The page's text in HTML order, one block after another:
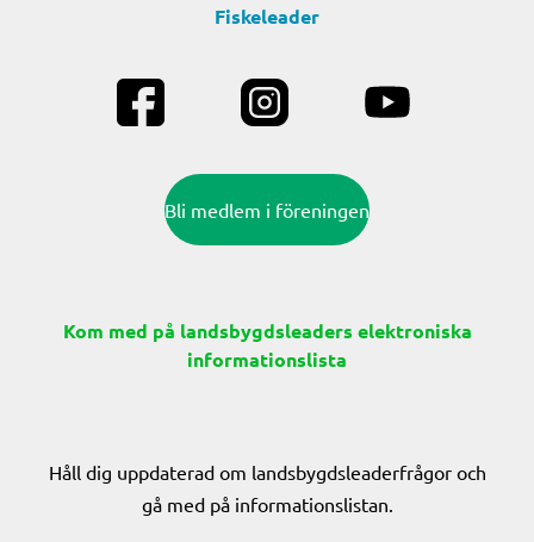
Fiskeleader
Bli medlem i föreningen
Kom med på landsbygdsleaders elektroniska
informationslista
Håll dig uppdaterad om landsbygdsleaderfrågor och
gå med på informationslistan.